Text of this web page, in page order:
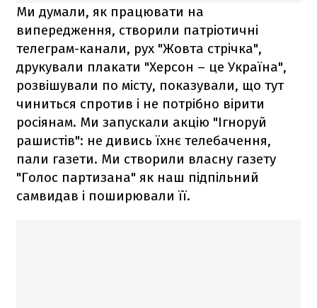
Ми думали, як працювати на
випередження, створили патріотичні
телеграм-канали, рух "Жовта стрічка",
друкували плакати "Херсон – це Україна",
розвішували по місту, показували, що тут
чиниться спротив і не потрібно вірити
росіянам. Ми запускали акцію "Ігноруй
рашистів": не дивись їхнє телебачення,
пали газети. Ми створили власну газету
"Голос партизана" як наш підпільний
самвидав і поширювали її.